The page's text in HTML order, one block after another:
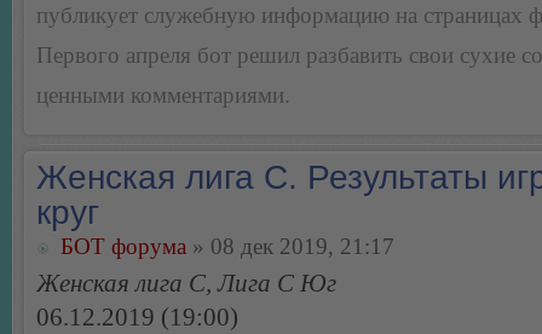
публикует служебную информацию на страницах
Первого апреля бот решил разбавить свои сухие
ценными комментариями.
Женская лига С. Результаты
круг
БОТ форума » 08 дек 2019, 21:17
Женская лига С, Лига С Юг
06.12.2019 (19:00)